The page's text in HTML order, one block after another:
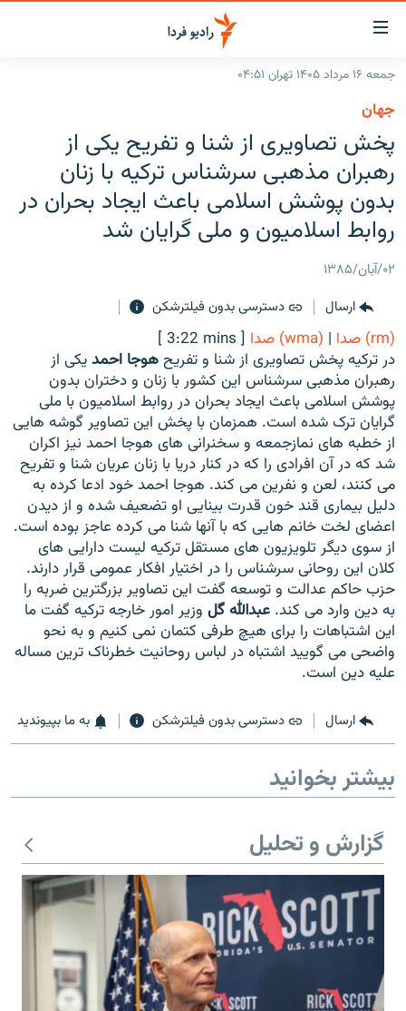
لینک‌های
قابلیت
دسترسی
بازگشت
منوی
اصلی
رفتن
صفحه
جستجو
ایران
جهان
رادیو
انتخاب کنید و بشنوید
برنامه‌های رادیویی
پادکست
چندرسانه‌ای
English
به ما بپیوندید
زبان‌های دیگر
جمعه ۱۶ مرداد ۱۴۰۵ تهران ۰۴:۵۱
جهان
پخش تصاویری از شنا و تفریح یکی از
رهبران مذهبی سرشناس ترکیه با زنان
بدون پوشش اسلامی باعث ایجاد بحران در
روابط اسلامیون و ملی گرایان شد
۰۲/آبان/۱۳۸۵
ارسال
دسترسی بدون فیلترشکن
(rm) صدا | (wma) صدا
[ 3:22 mins ]
در ترکیه پخش تصاویری از شنا و تفریحهوجا احمدیکی از
رهبران مذهبی سرشناس این کشور با زنان و دختران بدون
پوشش اسلامی باعث ایجاد بحران در روابط اسلامیون با ملی
گرایان ترک شده است. همزمان با پخش این تصاویر گوشه هایی
از خطبه های نمازجمعه و سخنرانی های هوجا احمد نیز اکران
شد که در آن افرادی را که در کنار دریا با زنان عریان شنا و تفریح
می کنند، لعن و نفرین می کند. هوجا احمد خود ادعا کرده به
دلیل بیماری قند خون قدرت بینایی او تضعیف شده و از دیدن
اعضای لخت خانم هایی که با آنها شنا می کرده عاجز بوده است.
از سوی دیگر تلویزیون های مستقل ترکیه لیست دارایی های
کلان این روحانی سرشناس را در اختیار افکار عمومی قرار دارند.
حزب حاکم عدالت و توسعه گفت این تصاویر بزرگترین ضربه را
به دین وارد می کند. عبدالله گل وزیر امور خارجه ترکیه گفت ما
این اشتباهات را برای هیچ طرفی کتمان نمی کنیم و به نحو
واضحی می گویید اشتباه در لباس روحانیت خطرناک ترین مساله
علیه دین است.
ارسال دسترسی بدون فیلترشکن به ما بپیوندید
بیشتر بخوانید
گزارش و تحلیل